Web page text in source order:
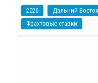
2026 Дальний Восток
Фрахтовые ставки